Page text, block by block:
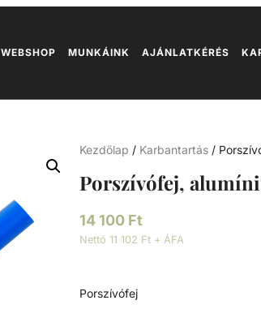
WEBSHOP MUNKÁINK AJÁNLATKÉRÉS
Kezdőlap / Karbantartás /
Porszívófej,
14 100 Ft
Nettó 11 102 Ft + ÁFA
Porszívófej